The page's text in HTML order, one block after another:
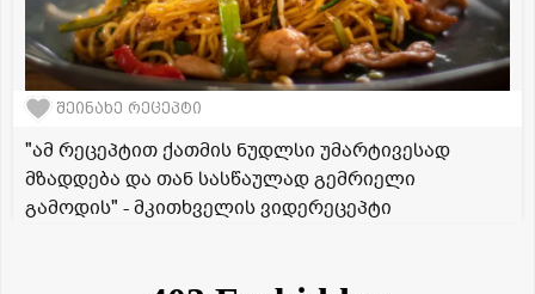
შეინახე რეცეპტი
"ამ რეცეპტით ქათმის ნუდლსი უმარტივესად
მზადდება და თან სასწაულად გემრიელი
გამოდის" - მკითხველის ვიდერეცეპტი